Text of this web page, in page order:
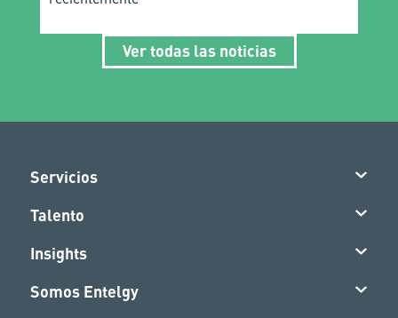
Ver todas las noticias
Servicios
Talento
Insights
Somos Entelgy